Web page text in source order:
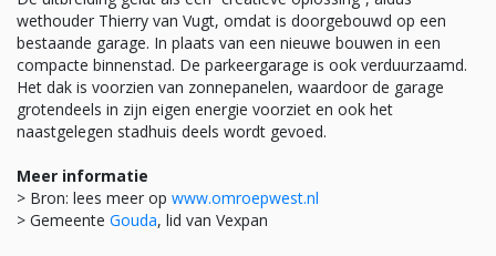
wethouder Thierry van Vugt, omdat is doorgebouwd op een
bestaande garage. In plaats van een nieuwe bouwen in een
compacte binnenstad. De parkeergarage is ook verduurzaamd.
Het dak is voorzien van zonnepanelen, waardoor de garage
grotendeels in zijn eigen energie voorziet en ook het
naastgelegen stadhuis deels wordt gevoed.
Meer informatie
> Bron: lees meer op www.omroepwest.nl
> Gemeente Gouda, lid van Vexpan